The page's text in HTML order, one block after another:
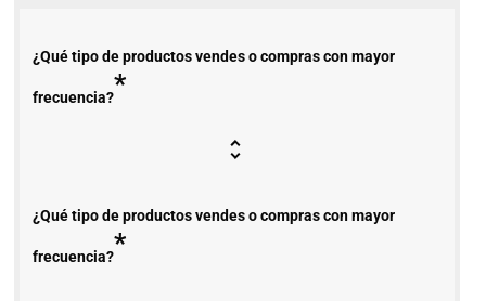
¿Qué tipo de productos vendes o compras con mayor
frecuencia?*
¿Qué tipo de productos vendes o compras con mayor
frecuencia?*